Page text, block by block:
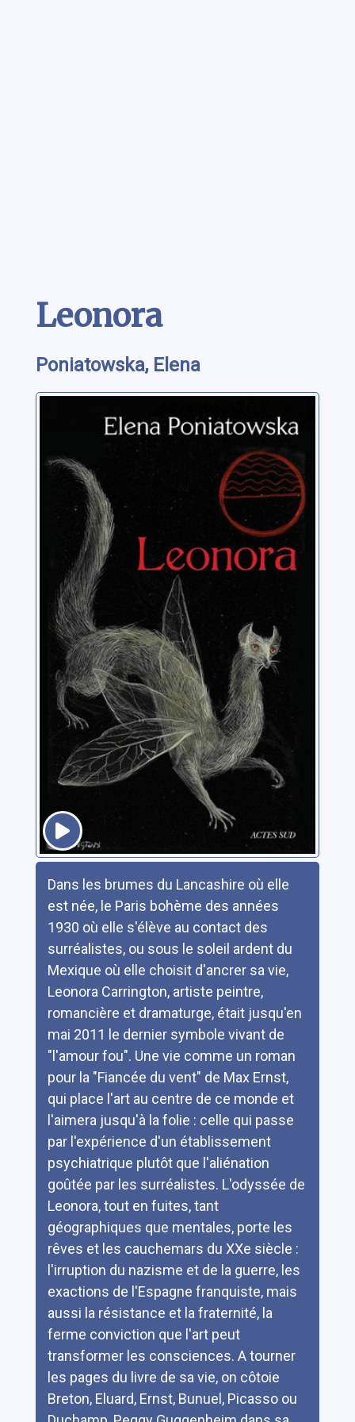
Leonora
Poniatowska, Elena
Dans les brumes du Lancashire où elle
est née, le Paris bohème des années
1930 où elle s'élève au contact des
surréalistes, ou sous le soleil ardent du
Mexique où elle choisit d'ancrer sa vie,
Leonora Carrington, artiste peintre,
romancière et dramaturge, était jusqu'en
mai 2011 le dernier symbole vivant de
"l'amour fou". Une vie comme un roman
pour la "Fiancée du vent" de Max Ernst,
qui place l'art au centre de ce monde et
l'aimera jusqu'à la folie : celle qui passe
par l'expérience d'un établissement
psychiatrique plutôt que l'aliénation
goûtée par les surréalistes. L'odyssée de
Leonora, tout en fuites, tant
géographiques que mentales, porte les
rêves et les cauchemars du XXe siècle :
l'irruption du nazisme et de la guerre, les
exactions de l'Espagne franquiste, mais
aussi la résistance et la fraternité, la
ferme conviction que l'art peut
transformer les consciences. A tourner
les pages du livre de sa vie, on côtoie
Breton, Eluard, Ernst, Bunuel, Picasso ou